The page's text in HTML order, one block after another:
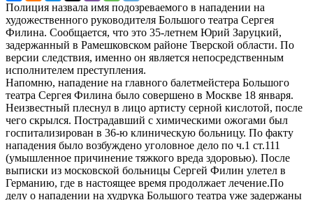
Полиция назвала имя подозреваемого в нападении на
художественного руководителя Большого театра Сергея
Филина. Сообщается, что это 35-летнем Юрий Заруцкий,
задержанный в Рамешковском районе Тверской области. По
версии следствия, именно он является непосредственным
исполнителем преступления.
Напомню, нападение на главного балетмейстера Большого
театра Сергея Филина было совершено в Москве 18 января.
Неизвестный плеснул в лицо артисту серной кислотой, после
чего скрылся. Пострадавший с химическими ожогами был
госпитализирован в 36-ю клиническую больницу. По факту
нападения было возбуждено уголовное дело по ч.1 ст.111
(умышленное причинение тяжкого вреда здоровью). После
выписки из московской больницы Сергей Филин улетел в
Германию, где в настоящее время продолжает лечение.По
делу о нападении на худрука Большого театра уже задержаны